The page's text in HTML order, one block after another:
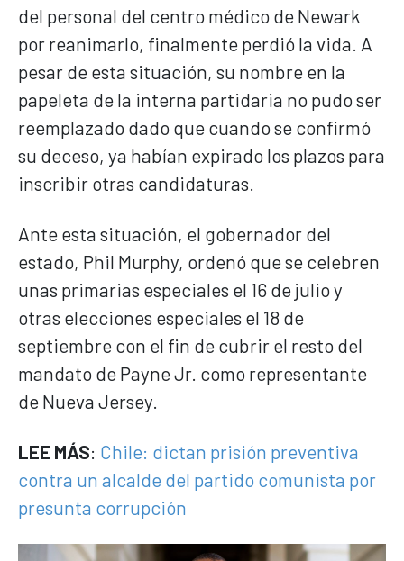
del personal del centro médico de Newark
por reanimarlo, finalmente perdió la vida. A
pesar de esta situación, su nombre en la
papeleta de la interna partidaria no pudo ser
reemplazado dado que cuando se confirmó
su deceso, ya habían expirado los plazos para
inscribir otras candidaturas.
Ante esta situación, el gobernador del
estado, Phil Murphy, ordenó que se celebren
unas primarias especiales el 16 de julio y
otras elecciones especiales el 18 de
septiembre con el fin de cubrir el resto del
mandato de Payne Jr. como representante
de Nueva Jersey.
LEE MÁS: Chile: dictan prisión preventiva
contra un alcalde del partido comunista por
presunta corrupción